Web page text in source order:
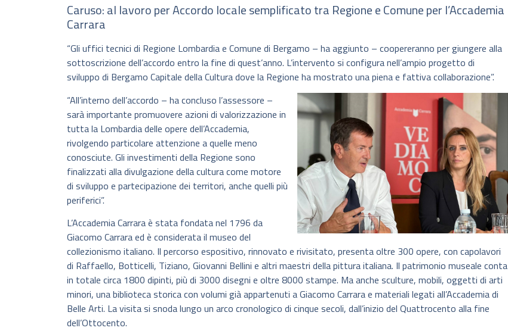
Caruso: al lavoro per Accordo locale semplificato tra Regione e Comune per l’Accademia
Carrara
“Gli uffici tecnici di Regione Lombardia e Comune di Bergamo – ha aggiunto – coopereranno per giungere alla
sottoscrizione dell’accordo entro la fine di quest’anno. L’intervento si configura nell’ampio progetto di
sviluppo di Bergamo Capitale della Cultura dove la Regione ha mostrato una piena e fattiva collaborazione”.
“All’interno dell’accordo – ha concluso l’assessore –
sarà importante promuovere azioni di valorizzazione in
tutta la Lombardia delle opere dell’Accademia,
rivolgendo particolare attenzione a quelle meno
conosciute. Gli investimenti della Regione sono
finalizzati alla divulgazione della cultura come motore
di sviluppo e partecipazione dei territori, anche quelli più
periferici”.
L’Accademia Carrara è stata fondata nel 1796 da
Giacomo Carrara ed è considerata il museo del
collezionismo italiano. Il percorso espositivo, rinnovato e rivisitato, presenta oltre 300 opere, con capolavori
di Raffaello, Botticelli, Tiziano, Giovanni Bellini e altri maestri della pittura italiana. Il patrimonio museale conta
in totale circa 1800 dipinti, più di 3000 disegni e oltre 8000 stampe. Ma anche sculture, mobili, oggetti di arti
minori, una biblioteca storica con volumi già appartenuti a Giacomo Carrara e materiali legati all’Accademia di
Belle Arti. La visita si snoda lungo un arco cronologico di cinque secoli, dall’inizio del Quattrocento alla fine
dell’Ottocento.